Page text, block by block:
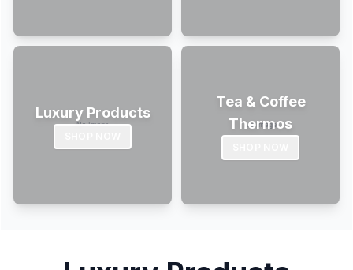
Luxury Products
Tea & Coffee
Thermos